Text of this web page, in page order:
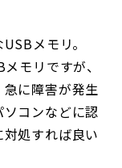
メモリ。
モリですが、
に障害が発生
コンなどに認
処すれば良い